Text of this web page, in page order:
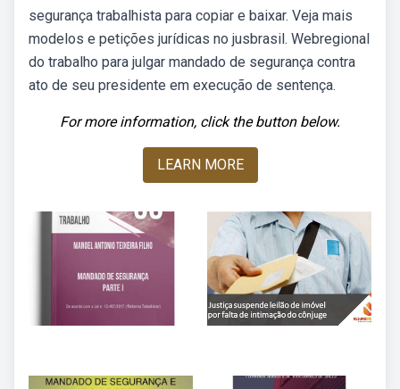
segurança trabalhista para copiar e baixar. Veja mais
modelos e petições jurídicas no jusbrasil. Webregional
do trabalho para julgar mandado de segurança contra
ato de seu presidente em execução de sentença.
For more information, click the button below.
LEARN MORE